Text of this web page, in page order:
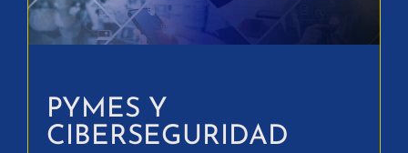
PYMES Y
CIBERSEGURIDAD